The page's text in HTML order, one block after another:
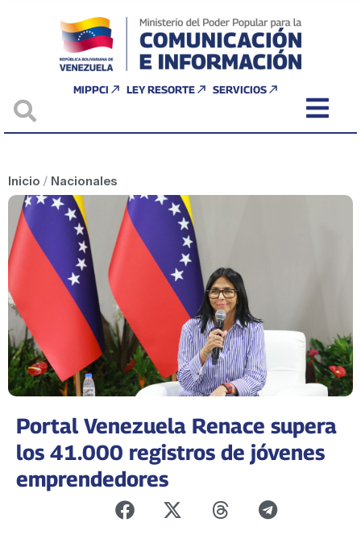
MIPPCI LEY RESORTE SERVICIOS
Inicio / Nacionales
Portal Venezuela Renace supera
los 41.000 registros de jóvenes
emprendedores